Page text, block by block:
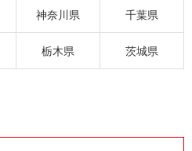
神奈川県 千葉県
栃木県 茨城県